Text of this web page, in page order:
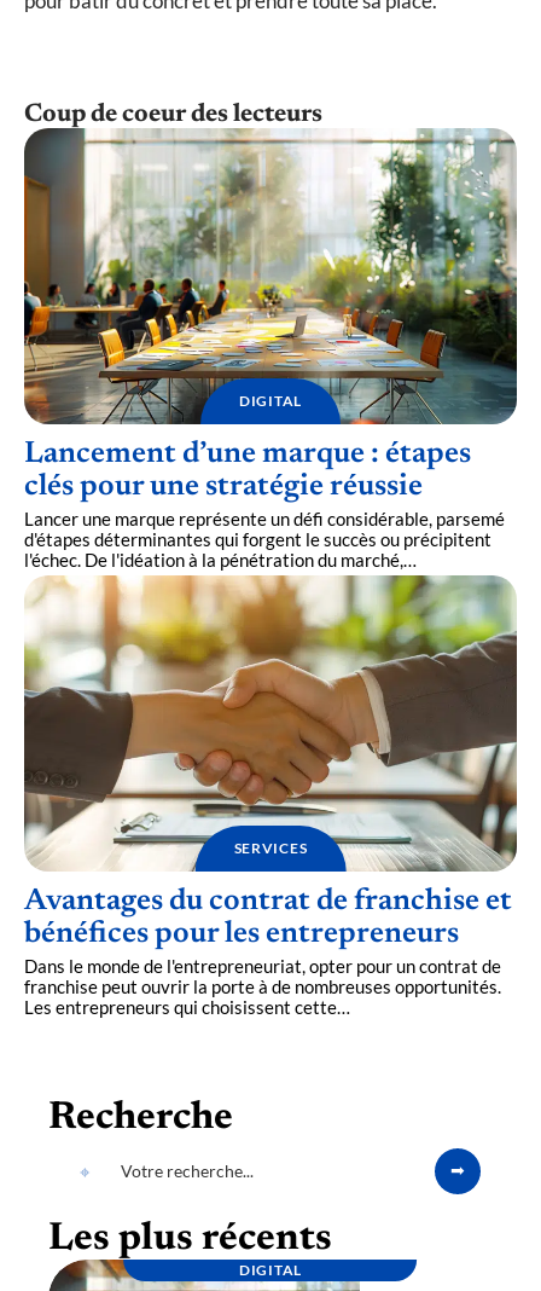
Coup de coeur des lecteurs
DIGITAL
Lancement d’une marque : étapes
clés pour une stratégie réussie
Lancer une marque représente un défi considérable, parsemé
d'étapes déterminantes qui forgent le succès ou précipitent
l'échec. De l'idéation à la pénétration du marché,…
SERVICES
Avantages du contrat de franchise et
bénéfices pour les entrepreneurs
Dans le monde de l'entrepreneuriat, opter pour un contrat de
franchise peut ouvrir la porte à de nombreuses opportunités.
Les entrepreneurs qui choisissent cette…
Recherche
Les plus récents
DIGITAL